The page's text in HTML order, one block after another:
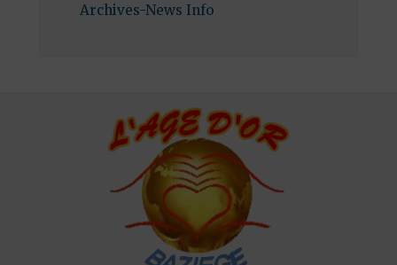
Archives-News Info